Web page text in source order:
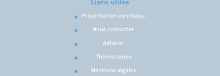
Liens utiles
Présentation du réseau
Nous contacter
Adhérer
Thématiques
Mentions légales